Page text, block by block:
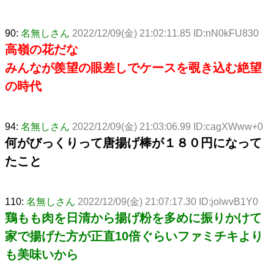
90: 名無しさん 2022/12/09(金) 21:02:11.85 ID:nN0kFU830
高嶺の花だな
みんなが羨望の眼差しでケースを覗き込む絶望
の時代
94: 名無しさん 2022/12/09(金) 21:03:06.99 ID:cagXWww+0
何がびっくりって唐揚げ棒が１８０円になって
たこと
110: 名無しさん 2022/12/09(金) 21:07:17.30 ID:jolwvB1Y0
鶏もも肉を日清から揚げ粉を多めに振りかけて
家で揚げた方が正直10倍ぐらいファミチキより
も美味いから